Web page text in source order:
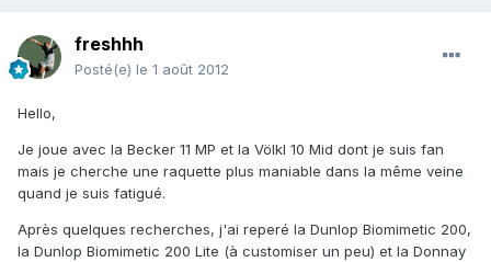
freshhh
Posté(e) le 1 août 2012
Hello,
Je joue avec la Becker 11 MP et la Völkl 10 Mid dont je suis fan
mais je cherche une raquette plus maniable dans la même veine
quand je suis fatigué.
Après quelques recherches, j'ai reperé la Dunlop Biomimetic 200,
la Dunlop Biomimetic 200 Lite (à customiser un peu) et la Donnay